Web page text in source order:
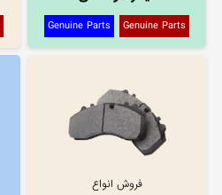
Genuine Parts
Genuine Parts
فروش انواع